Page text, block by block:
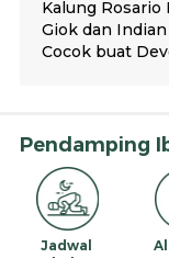
Pendamping
Jadwal